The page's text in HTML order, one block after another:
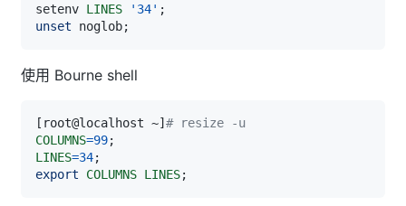
setenv LINES '34' ;
unset noglob;
使用 Bourne shell
[ root@localhost ~] # resize -u
COLUMNS=99;
LINES=34;
export
COLUMNS LINES;